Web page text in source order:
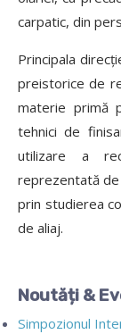
carpatic, din
Principala
preistorice de
materie primă
tehnici de
utilizare a
reprezentată de
prin studierea
de aliaj.
Noutăți &
Simpozionul